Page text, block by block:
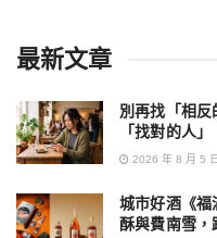
最新文章
別再找「相
「找對的人」
2026 年 8 月 5 日
城市好酒《福
酥與費南雪，